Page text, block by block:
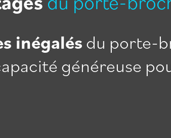
inégalés du porte-
généreuse